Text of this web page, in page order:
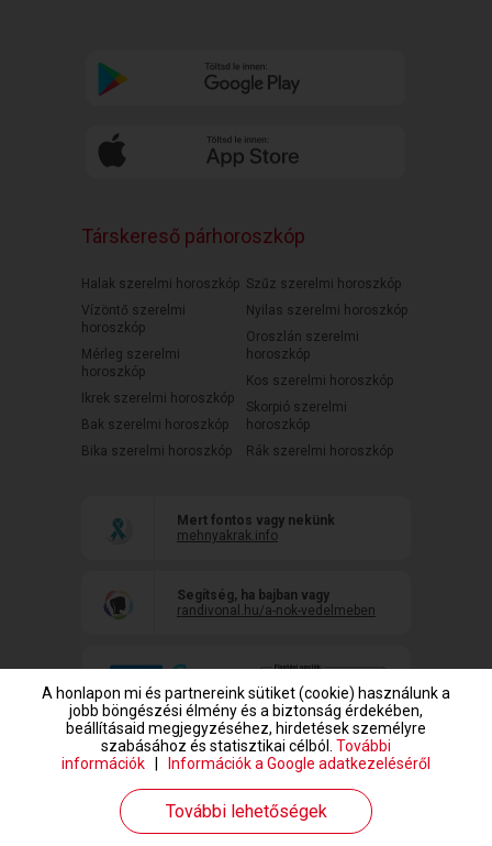
Társkereső párhoroszkóp
Halak szerelmi horoszkóp
Vízöntő szerelmi
horoszkóp
Mérleg szerelmi
horoszkóp
Ikrek szerelmi horoszkóp
Bak szerelmi horoszkóp
Bika szerelmi horoszkóp
Szűz szerelmi horoszkóp
Nyilas szerelmi horoszkóp
Oroszlán szerelmi
horoszkóp
Kos szerelmi horoszkóp
Skorpió szerelmi
horoszkóp
Rák szerelmi horoszkóp
Mert fontos vagy nekünk
mehnyakrak.info
Segítség, ha bajban vagy
randivonal.hu/a-nok-vedelmeben
www.randivonal.hu © Copyright 1999-2026 Dating Central Europe Zrt.
A honlapon mi és partnereink sütiket (cookie) használunk a
jobb böngészési élmény és a biztonság érdekében,
beállításaid megjegyzéséhez, hirdetések személyre
szabásához és statisztikai célból. További
információk
Információk a Google adatkezeléséről
További lehetőségek